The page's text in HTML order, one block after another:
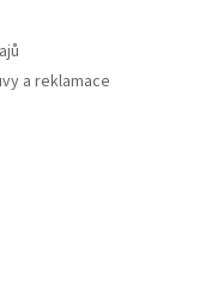
a reklamace